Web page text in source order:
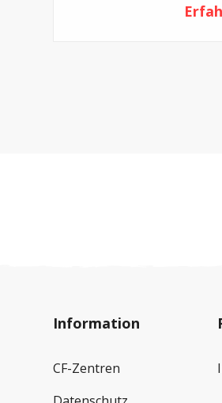
geprägt von
Information
CF-Zentren